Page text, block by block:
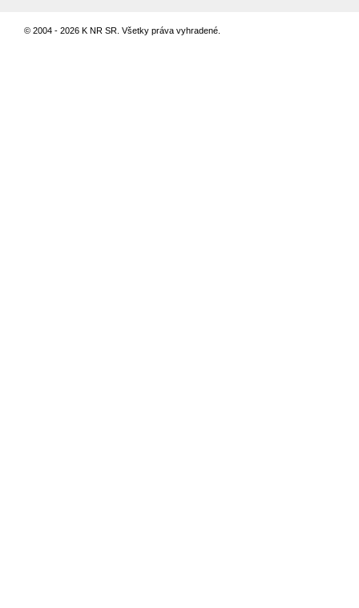
© 2004 - 2026 K NR SR. Všetky práva vyhradené.